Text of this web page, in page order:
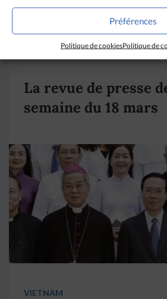
Préférences
Politique de cookiesPolitique de
La revue de presse
semaine du 18 mars
VIETNAM